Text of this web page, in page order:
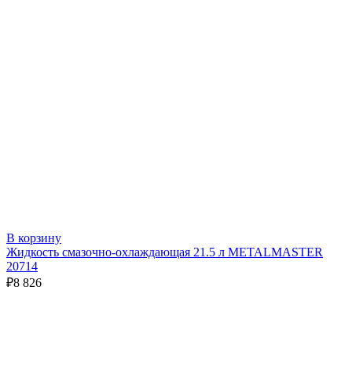
В корзину
Жидкость смазочно-охлаждающая 21.5 л METALMASTER
20714
₽8 826